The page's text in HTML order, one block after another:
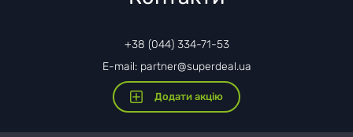
+38 (044) 334-71-53
E-mail: partner@superdeal.ua
Додати акцію